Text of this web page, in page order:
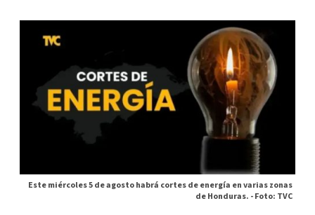
Este miércoles 5 de agosto habrá cortes de energía en varias zonas
de Honduras. -Foto: TVC